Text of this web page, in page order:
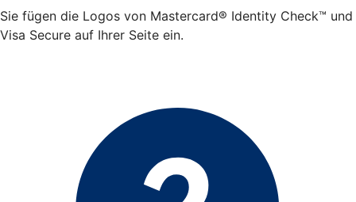
Sie fügen die Logos von Mastercard® Identity Check™ und
Visa Secure auf Ihrer Seite ein.